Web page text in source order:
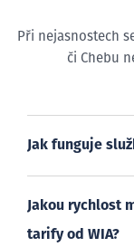
Při nejasnostech
či Chebu
Jak funguje
Jakou rychlost
tarify od WIA?